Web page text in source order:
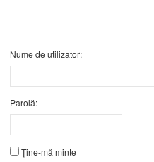
Nume de utilizator:
Parolă:
Ține-mă minte